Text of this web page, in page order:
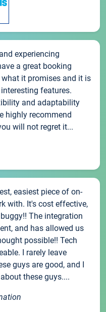
experiencing
a great booking
it promises and it is
features.
and adaptability
highly recommend
will not regret it...
easiest piece of on-
with. It's cost effective,
The integration
and has allowed us
possible!! Tech
I rarely leave
guys are good, and I
these guys....